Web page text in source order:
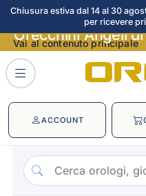
Chiusura estiva dal 14 al 30
per ricevere
Vai al contenuto principale
ACCOUNT
Orecchini Angeli